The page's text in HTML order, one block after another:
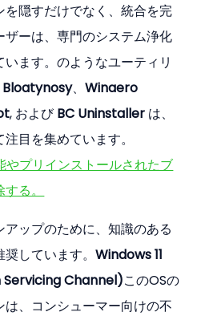
を隠すだけでなく、統合を完
ザーは、専門のシステム浄化
ます。のようなユーティリ
Bloatynosy、Winaero
, および BC Uninstaller は、
目を集めています。
プリインストールされたブ
る。
ップのために、知識のある
奨しています。Windows 11
Servicing Channel)このOSの
、コンシューマー向けの不